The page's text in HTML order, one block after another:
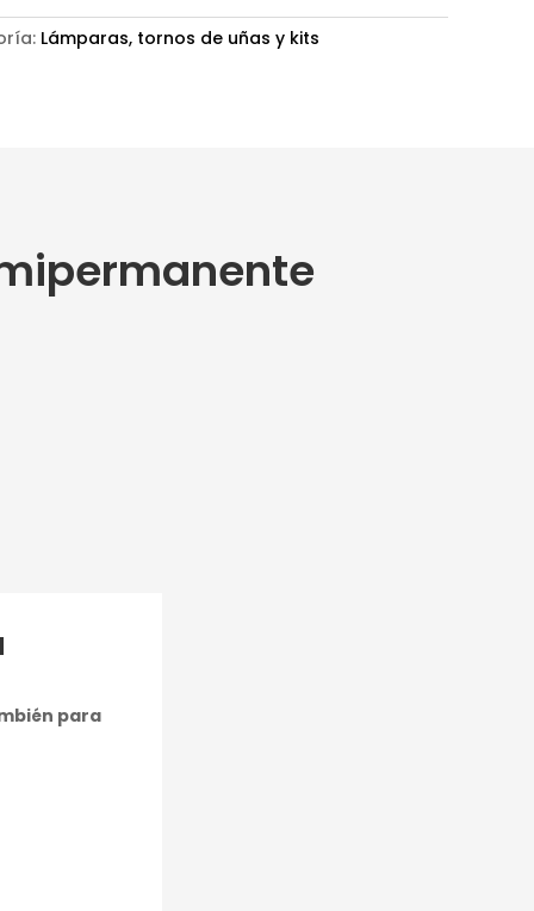
Lámparas, tornos de uñas y kits
para